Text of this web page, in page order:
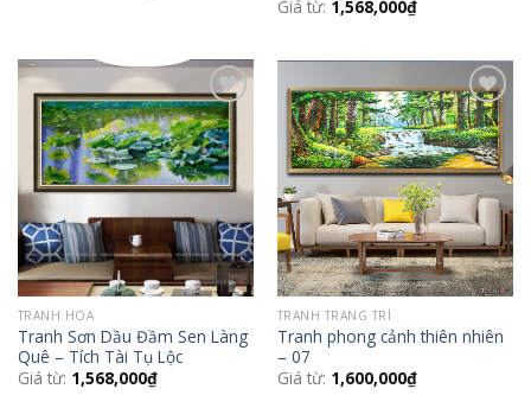
Giá từ: 1,568,000₫
Add to
Wishlist
TRANH HOA
Tranh Sơn Dầu Đầm Sen Làng
Quê – Tích Tài Tụ Lộc
Giá từ: 1,568,000₫
Add to
Wishlist
TRANH TRANG TRÍ
Tranh phong cảnh thiên nhiên
– 07
Giá từ: 1,600,000₫